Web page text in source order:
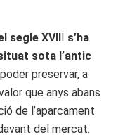
segle XVIII s’ha
sota l’antic
preservar, a
que anys abans
de l’aparcament
del mercat.